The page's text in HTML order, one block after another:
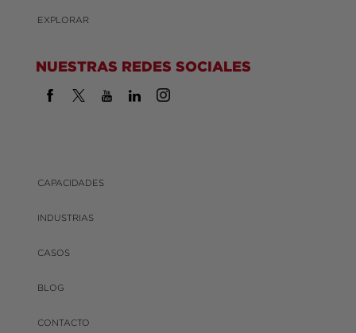
EXPLORAR
NUESTRAS REDES SOCIALES
CAPACIDADES
INDUSTRIAS
CASOS
BLOG
CONTACTO